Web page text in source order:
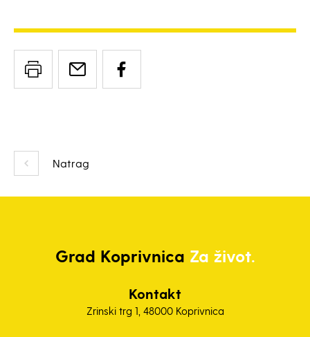
Natrag
Grad Koprivnica Za život.
Kontakt
Zrinski trg 1, 48000 Koprivnica